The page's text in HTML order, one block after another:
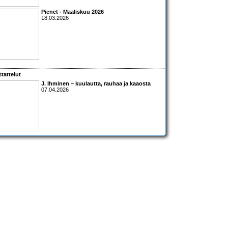
Pienet - Maaliskuu 2026
18.03.2026
J. Ihminen – kuulautta, rauhaa ja kaaosta
07.04.2026